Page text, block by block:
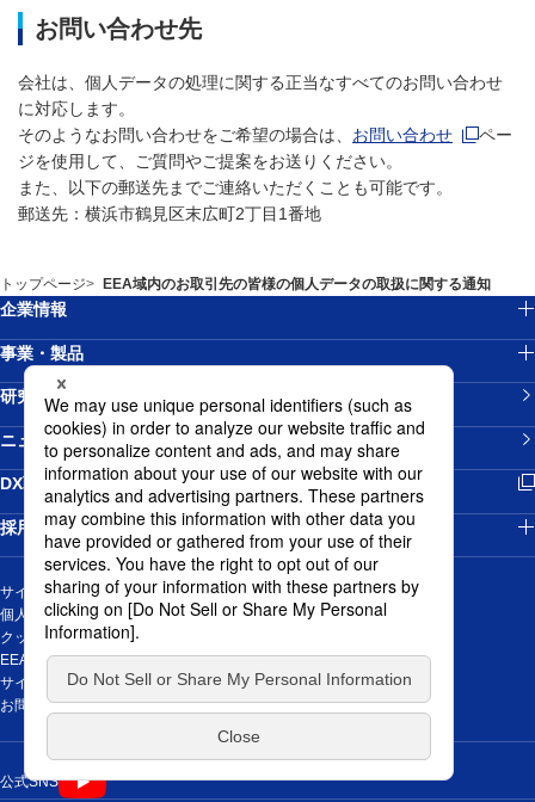
お問い合わせ先
会社は、個人データの処理に関する正当なすべてのお問い合わせ
に対応します。
そのようなお問い合わせをご希望の場合は、 お問い合わせ新規ウィ
ペー
ジを使用して、ご質問やご提案をお送りください。
また、以下の郵送先までご連絡いただくことも可能です。
郵送先：横浜市鶴見区末広町2丁目1番地
トップページ EEA域内のお取引先の皆様の個人データの取扱に関する通知
企業情報
事業・製品
研究開発
ニュースリリース
DX戦略新規ウィンドウを開きます
採用情報
サイトマップ
個人情報の取り扱いについて
クッキーポリシー
EEA域内のお取引先の皆様の個人データの取扱に関する通知
サイトご利用にあたって
お問い合わせ新規ウィンドウを開きます
公式SNS 新規ウィンドウを開きます